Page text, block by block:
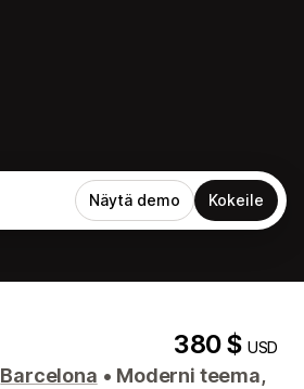
Näytä demo Kokeile
380 $USD
Barcelona • Moderni teema,